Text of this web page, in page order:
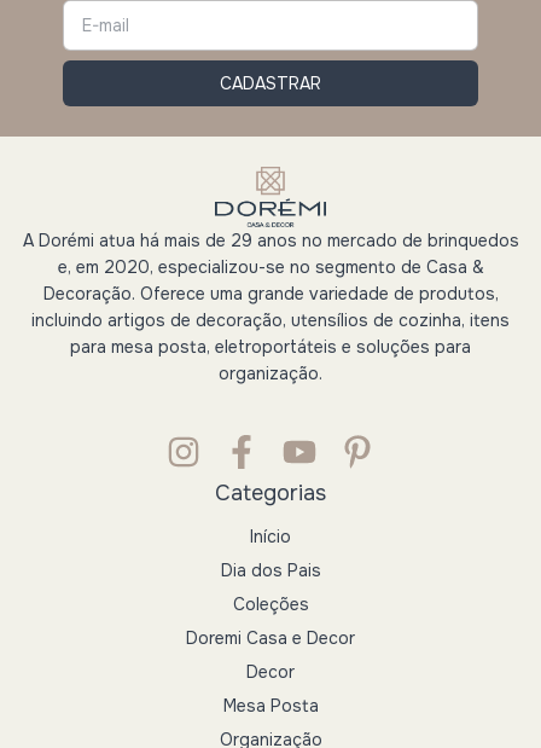
A Dorémi atua há mais de 29 anos no mercado de brinquedos
e, em 2020, especializou-se no segmento de Casa &
Decoração. Oferece uma grande variedade de produtos,
incluindo artigos de decoração, utensílios de cozinha, itens
para mesa posta, eletroportáteis e soluções para
organização.
Categorias
Início
Dia dos Pais
Coleções
Doremi Casa e Decor
Decor
Mesa Posta
Organização